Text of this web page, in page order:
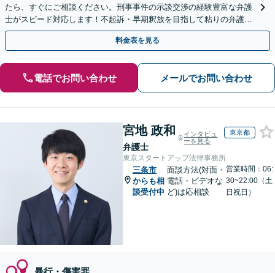
たら、すぐにご相談ください。刑事事件の示談交渉の経験豊富な弁護
士がスピード対応します！不起訴・早期釈放を目指して粘りの弁護活
動を行います。
料金表を見る
電話でお問い合わせ メールでお問い合わせ
宮地 政和
弁護士
インタビュ
ーを見る
東京都
東京スタートアップ法律事務所
三条市
からも相
談受付中
面談方法(対面・
電話・ビデオな
ど)は応相談
営業時間：06:
30~22:00（土
日祝日）